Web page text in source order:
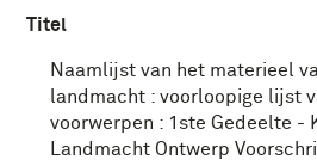
Titel
Naamlijst van het materieel
landmacht : voorloopige lijst
voorwerpen : 1ste Gedeelte -
Landmacht Ontwerp